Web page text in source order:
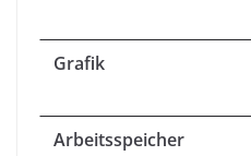
Grafik
Arbeitsspeicher